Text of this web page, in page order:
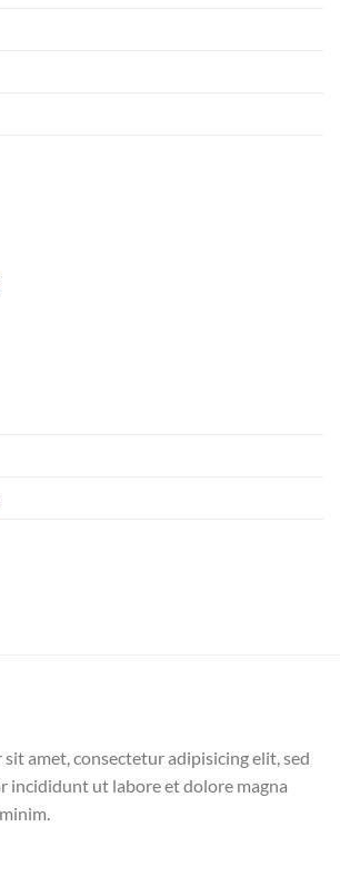
amet, consectetur adipisicing elit, sed
incididunt ut labore et dolore magna